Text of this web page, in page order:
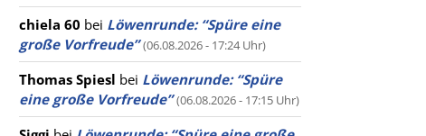
chiela 60 bei Löwenrunde: “Spüre eine
große Vorfreude” (06.08.2026 - 17:24 Uhr)
Thomas Spiesl bei Löwenrunde: “Spüre
eine große Vorfreude” (06.08.2026 - 17:15 Uhr)